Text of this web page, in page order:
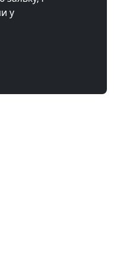
у